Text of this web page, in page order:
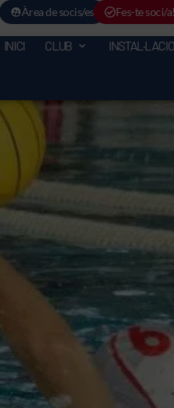
Àrea de socis/es Fes-te soci/a!
INICI CLUB